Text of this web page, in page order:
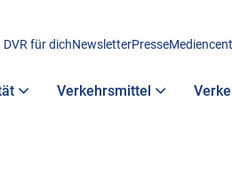
DVR für dichNewsletterPresse
Verkehrsmittel